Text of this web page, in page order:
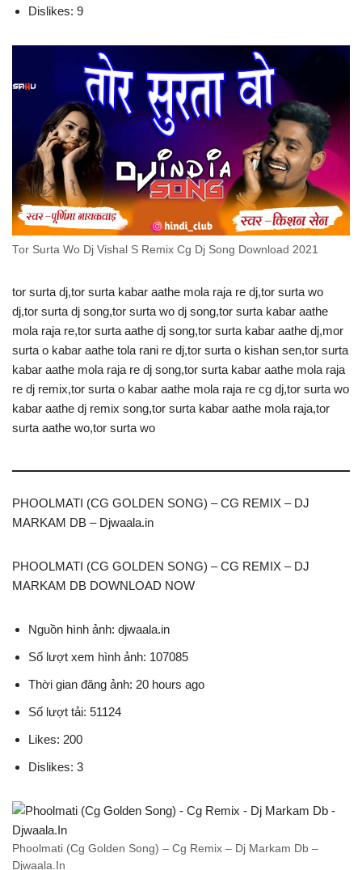
Dislikes: 9
Tor Surta Wo Dj Vishal S Remix Cg Dj Song Download 2021
tor surta dj,tor surta kabar aathe mola raja re dj,tor surta wo
dj,tor surta dj song,tor surta wo dj song,tor surta kabar aathe
mola raja re,tor surta aathe dj song,tor surta kabar aathe dj,mor
surta o kabar aathe tola rani re dj,tor surta o kishan sen,tor surta
kabar aathe mola raja re dj song,tor surta kabar aathe mola raja
re dj remix,tor surta o kabar aathe mola raja re cg dj,tor surta wo
kabar aathe dj remix song,tor surta kabar aathe mola raja,tor
surta aathe wo,tor surta wo
PHOOLMATI (CG GOLDEN SONG) – CG REMIX – DJ
MARKAM DB – Djwaala.in
PHOOLMATI (CG GOLDEN SONG) – CG REMIX – DJ
MARKAM DB DOWNLOAD NOW
Nguồn hình ảnh: djwaala.in
Số lượt xem hình ảnh: 107085
Thời gian đăng ảnh: 20 hours ago
Số lượt tải: 51124
Likes: 200
Dislikes: 3
Phoolmati (Cg Golden Song) – Cg Remix – Dj Markam Db –
Djwaala.In